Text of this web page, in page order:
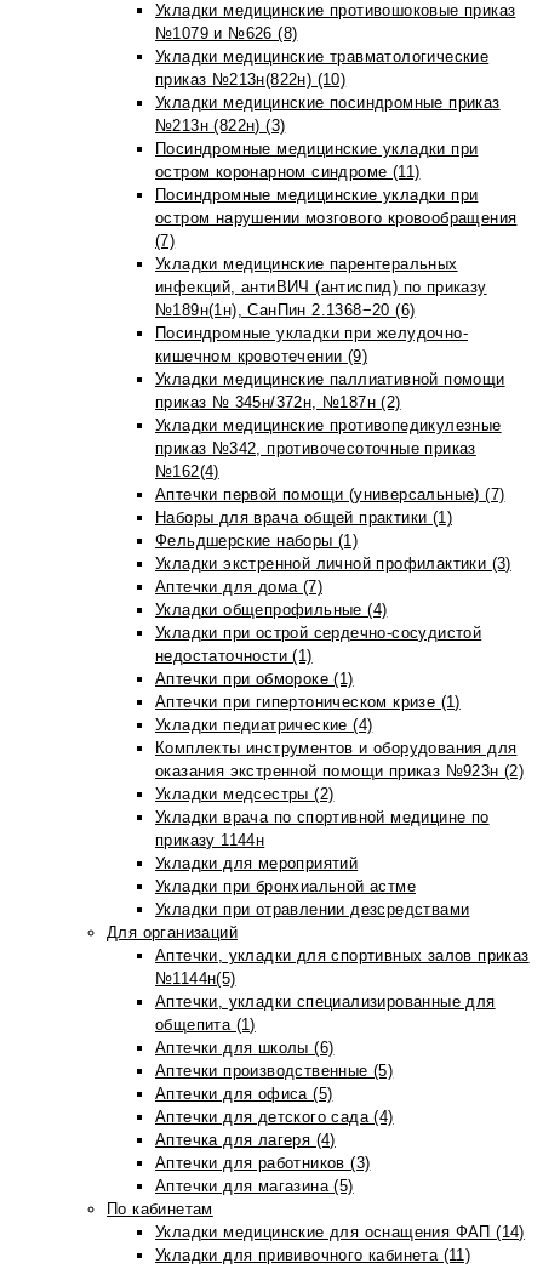
Укладки медицинские противошоковые приказ
№1079 и №626 (8)
Укладки медицинские травматологические
приказ №213н(822н) (10)
Укладки медицинские посиндромные приказ
№213н (822н) (3)
Посиндромные медицинские укладки при
остром коронарном синдроме (11)
Посиндромные медицинские укладки при
остром нарушении мозгового кровообращения
(7)
Укладки медицинские парентеральных
инфекций, антиВИЧ (антиспид) по приказу
№189н(1н), СанПин 2.1368−20 (6)
Посиндромные укладки при желудочно-
кишечном кровотечении (9)
Укладки медицинские паллиативной помощи
приказ № 345н/372н, №187н (2)
Укладки медицинские противопедикулезные
приказ №342, противочесоточные приказ
№162(4)
Аптечки первой помощи (универсальные) (7)
Наборы для врача общей практики (1)
Фельдшерские наборы (1)
Укладки экстренной личной профилактики (3)
Аптечки для дома (7)
Укладки общепрофильные (4)
Укладки при острой сердечно-сосудистой
недостаточности (1)
Аптечки при обмороке (1)
Аптечки при гипертоническом кризе (1)
Укладки педиатрические (4)
Комплекты инструментов и оборудования для
оказания экстренной помощи приказ №923н (2)
Укладки медсестры (2)
Укладки врача по спортивной медицине по
приказу 1144н
Укладки для мероприятий
Укладки при бронхиальной астме
Укладки при отравлении дезсредствами
Для организаций
Аптечки, укладки для спортивных залов приказ
№1144н(5)
Аптечки, укладки специализированные для
общепита (1)
Аптечки для школы (6)
Аптечки производственные (5)
Аптечки для офиса (5)
Аптечки для детского сада (4)
Аптечка для лагеря (4)
Аптечки для работников (3)
Аптечки для магазина (5)
По кабинетам
Укладки медицинские для оснащения ФАП (14)
Укладки для прививочного кабинета (11)